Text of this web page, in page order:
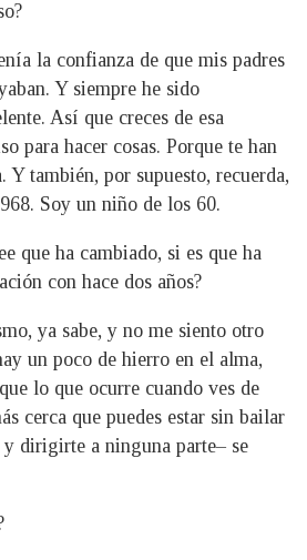
la confianza de que mis padres
Y siempre he sido
Así que creces de esa
para hacer cosas. Porque te han
Y también, por supuesto, recuerda,
Soy un niño de los 60.
que ha cambiado, si es que ha
con hace dos años?
ya sabe, y no me siento otro
un poco de hierro en el alma,
lo que ocurre cuando ves de
cerca que puedes estar sin bailar
dirigirte a ninguna parte– se